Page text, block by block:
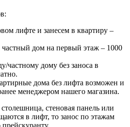
лифте и занесем в квартиру –
частный дом на первый этаж – 1000
частному дому без заноса в
дома без лифта возможен и
менеджером нашего магазина.
стеновая панель или
в лифт, то занос по этажам
прейскуранту.